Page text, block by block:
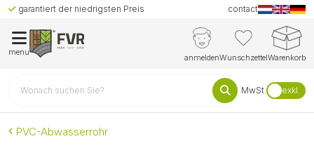
garantiert der niedrigsten Preis contact
menu
anmeldenWunschzettelWarenkorb
MwSt. exkl.
PVC-Abwasserrohr